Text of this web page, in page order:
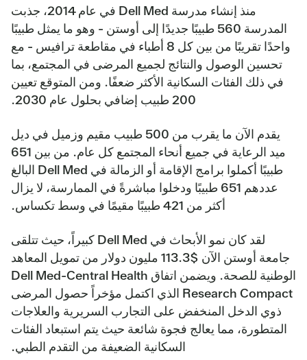
منذ إنشاء مدرسة Dell Med في عام 2014، جذبت
المدرسة 560 طبيبًا جديدًا إلى أوستن - وهو ما يمثل طبيبًا
واحدًا تقريبًا من بين كل 8 أطباء في مقاطعة ترافيس - مع
تحسين الوصول والنتائج لجميع المرضى في المجتمع، بما
في ذلك الفئات السكانية الأكثر ضعفًا. ومن المتوقع تعيين
200 طبيب إضافي بحلول عام 2030.
يقدم الآن ما يقرب من 500 طبيب مقيم وزميل في ديل
ميد الرعاية في جميع أنحاء المجتمع كل عام. من بين 651
طبيبًا أكملوا برامج الإقامة أو الزمالة في Dell Med البالغ
عددهم 651 طبيبًا ودخلوا مباشرةً في الممارسة، لا يزال
أكثر من 421 طبيبًا مقيمًا في وسط تكساس.
لقد كان نمو الأبحاث في Dell Med كبيراً، حيث تتلقى
جامعة أوستن الآن $113.3 مليون دولار من تمويل المعاهد
الوطنية للصحة. ويضمن اتفاق Dell Med-Central Health
Research Compact الذي اكتمل مؤخراً حصول المرضى
ذوي الدخل المنخفض على التجارب السريرية والعلاجات
المتطورة، مما يعالج فجوة شائعة حيث يتم استبعاد الفئات
السكانية الضعيفة من التقدم الطبي.